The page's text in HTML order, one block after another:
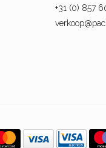
+31 (0) 857